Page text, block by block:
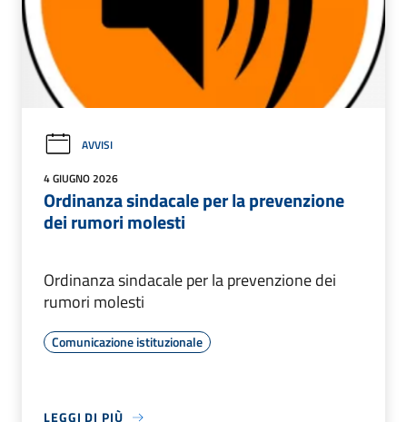
AVVISI
4 GIUGNO 2026
Ordinanza sindacale per la prevenzione
dei rumori molesti
Ordinanza sindacale per la prevenzione dei
rumori molesti
Comunicazione istituzionale
LEGGI DI PIÙ